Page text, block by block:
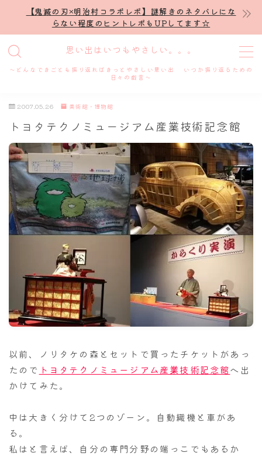
【鬼滅の刃×明治村コラボレポ】謎解きのネタバレにな
らない程度のヒントレポもUPしてます☆
思い出はいつもやさしい。。。
～どんなできごとも振り返ればきっとやさしい思い出 いつか振り返るための
日々の戯言～
MENU
プロフィール
謎解き
ホテル滞在記
舞台・ライブ
ナナちゃん人形
2007.05.26 美術館・博物館
トヨタテクノミュージアム産業技術記念館
以前、ノリタケの森とセットで買ったチケットがあっ
たので トヨタテクノミュージアム産業技術記念館へ出
かけてみた。
中は大きく分けて2つのゾーン。自動織機と車があ
る。
私はと言えば、自分の専門分野の端っこでもあるか